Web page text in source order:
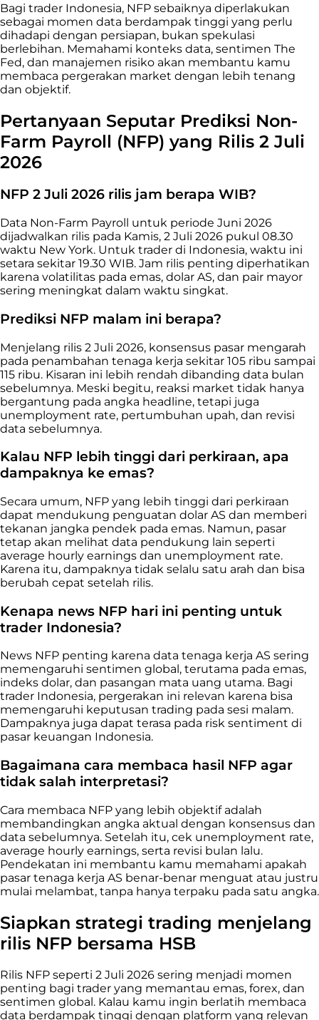
Bagi trader Indonesia, NFP sebaiknya diperlakukan
sebagai momen data berdampak tinggi yang perlu
dihadapi dengan persiapan, bukan spekulasi
berlebihan. Memahami konteks data, sentimen The
Fed, dan manajemen risiko akan membantu kamu
membaca pergerakan market dengan lebih tenang
dan objektif.
Pertanyaan Seputar Prediksi Non-
Farm Payroll (NFP) yang Rilis 2 Juli
2026
NFP 2 Juli 2026 rilis jam berapa WIB?
Data Non-Farm Payroll untuk periode Juni 2026
dijadwalkan rilis pada Kamis, 2 Juli 2026 pukul 08.30
waktu New York. Untuk trader di Indonesia, waktu ini
setara sekitar 19.30 WIB. Jam rilis penting diperhatikan
karena volatilitas pada emas, dolar AS, dan pair mayor
sering meningkat dalam waktu singkat.
Prediksi NFP malam ini berapa?
Menjelang rilis 2 Juli 2026, konsensus pasar mengarah
pada penambahan tenaga kerja sekitar 105 ribu sampai
115 ribu. Kisaran ini lebih rendah dibanding data bulan
sebelumnya. Meski begitu, reaksi market tidak hanya
bergantung pada angka headline, tetapi juga
unemployment rate, pertumbuhan upah, dan revisi
data sebelumnya.
Kalau NFP lebih tinggi dari perkiraan, apa
dampaknya ke emas?
Secara umum, NFP yang lebih tinggi dari perkiraan
dapat mendukung penguatan dolar AS dan memberi
tekanan jangka pendek pada emas. Namun, pasar
tetap akan melihat data pendukung lain seperti
average hourly earnings dan unemployment rate.
Karena itu, dampaknya tidak selalu satu arah dan bisa
berubah cepat setelah rilis.
Kenapa news NFP hari ini penting untuk
trader Indonesia?
News NFP penting karena data tenaga kerja AS sering
memengaruhi sentimen global, terutama pada emas,
indeks dolar, dan pasangan mata uang utama. Bagi
trader Indonesia, pergerakan ini relevan karena bisa
memengaruhi keputusan trading pada sesi malam.
Dampaknya juga dapat terasa pada risk sentiment di
pasar keuangan Indonesia.
Bagaimana cara membaca hasil NFP agar
tidak salah interpretasi?
Cara membaca NFP yang lebih objektif adalah
membandingkan angka aktual dengan konsensus dan
data sebelumnya. Setelah itu, cek unemployment rate,
average hourly earnings, serta revisi bulan lalu.
Pendekatan ini membantu kamu memahami apakah
pasar tenaga kerja AS benar-benar menguat atau justru
mulai melambat, tanpa hanya terpaku pada satu angka.
Siapkan strategi trading menjelang
rilis NFP bersama HSB
Rilis NFP seperti 2 Juli 2026 sering menjadi momen
penting bagi trader yang memantau emas, forex, dan
sentimen global. Kalau kamu ingin berlatih membaca
data berdampak tinggi dengan platform yang relevan